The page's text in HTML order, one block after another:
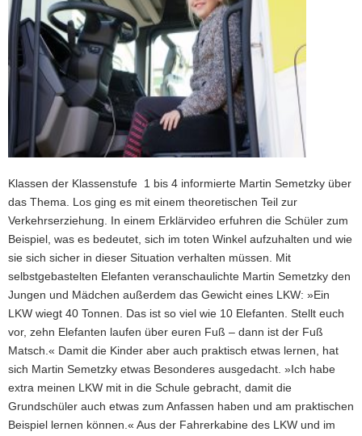
Klassen der Klassenstufe 1 bis 4 informierte Martin Semetzky über
das Thema. Los ging es mit einem theoretischen Teil zur
Verkehrserziehung. In einem Erklärvideo erfuhren die Schüler zum
Beispiel, was es bedeutet, sich im toten Winkel aufzuhalten und wie
sie sich sicher in dieser Situation verhalten müssen. Mit
selbstgebastelten Elefanten veranschaulichte Martin Semetzky den
Jungen und Mädchen außerdem das Gewicht eines LKW: »Ein
LKW wiegt 40 Tonnen. Das ist so viel wie 10 Elefanten. Stellt euch
vor, zehn Elefanten laufen über euren Fuß – dann ist der Fuß
Matsch.« Damit die Kinder aber auch praktisch etwas lernen, hat
sich Martin Semetzky etwas Besonderes ausgedacht. »Ich habe
extra meinen LKW mit in die Schule gebracht, damit die
Grundschüler auch etwas zum Anfassen haben und am praktischen
Beispiel lernen können.« Aus der Fahrerkabine des LKW und im